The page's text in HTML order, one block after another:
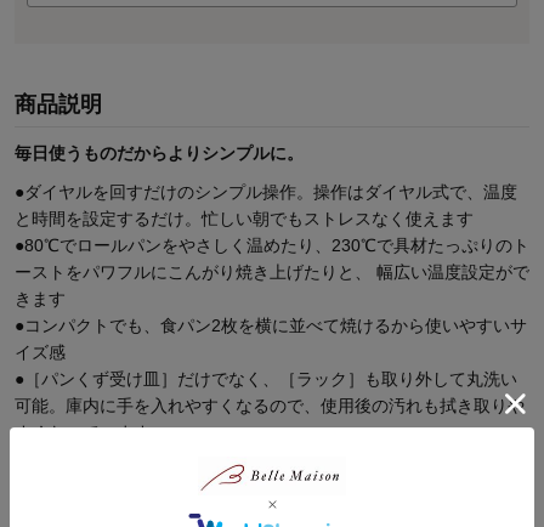
商品説明
毎日使うものだからよりシンプルに。
●ダイヤルを回すだけのシンプル操作。操作はダイヤル式で、温度
と時間を設定するだけ。忙しい朝でもストレスなく使えます
●80℃でロールパンをやさしく温めたり、230℃で具材たっぷりのト
ーストをパワフルにこんがり焼き上げたりと、 幅広い温度設定がで
きます
●コンパクトでも、食パン2枚を横に並べて焼けるから使いやすいサ
イズ感
●［パンくず受け皿］だけでなく、［ラック］も取り外して丸洗い
可能。庫内に手を入れやすくなるので、使用後の汚れも拭き取りや
すくなっています